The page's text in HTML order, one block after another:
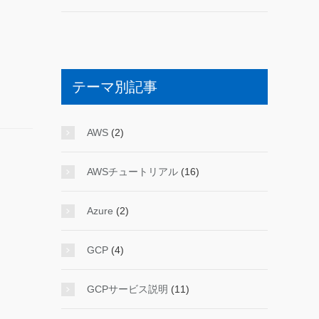
テーマ別記事
AWS (2)
AWSチュートリアル (16)
Azure (2)
GCP (4)
GCPサービス説明 (11)